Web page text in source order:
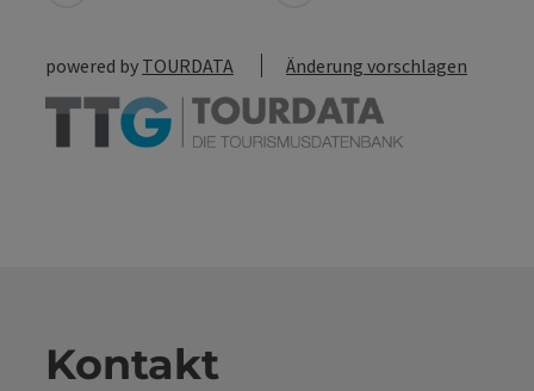
powered by TOURDATA Änderung vorschlagen
Kontakt